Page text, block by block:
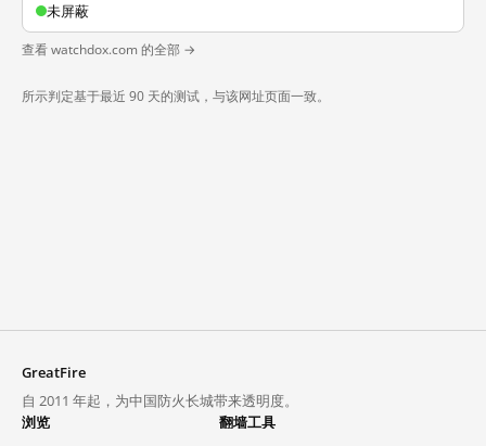
未屏蔽
查看 watchdox.com 的全部 →
所示判定基于最近 90 天的测试，与该网址页面一致。
GreatFire
自 2011 年起，为中国防火长城带来透明度。
浏览
翻墙工具